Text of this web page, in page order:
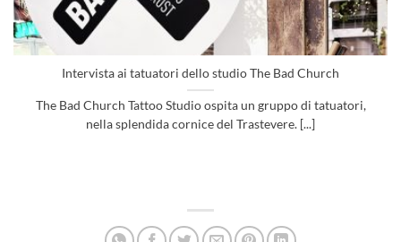
Intervista ai tatuatori dello studio The Bad Church
The Bad Church Tattoo Studio ospita un gruppo di tatuatori,
nella splendida cornice del Trastevere. [...]